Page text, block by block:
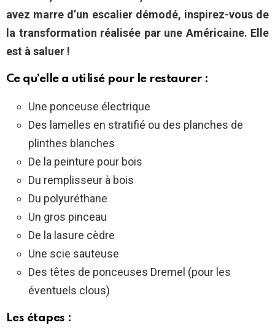
avez marre d’un escalier démodé, inspirez-vous de
la transformation réalisée par une Américaine. Elle
est à saluer !
Ce qu’elle a utilisé pour le restaurer :
Une ponceuse électrique
Des lamelles en stratifié ou des planches de
plinthes blanches
De la peinture pour bois
Du remplisseur à bois
Du polyuréthane
Un gros pinceau
De la lasure cèdre
Une scie sauteuse
Des têtes de ponceuses Dremel (pour les
éventuels clous)
Les étapes :